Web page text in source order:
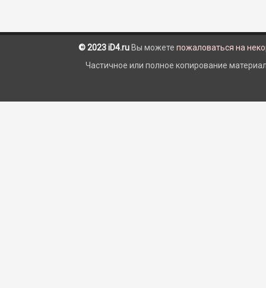
© 2023 iD4.ru Вы можете пожаловаться на
Частичное или полное копирование